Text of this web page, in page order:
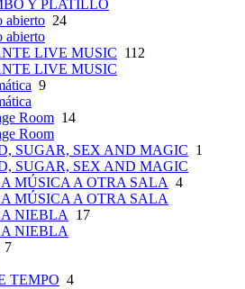
Y PLATILLO
abierto 24
abierto
LIVE MUSIC 112
LIVE MUSIC
9
Room 14
Room
SUGAR, SEX AND MAGIC 1
SUGAR, SEX AND MAGIC
MÚSICA A OTRA SALA 4
MÚSICA A OTRA SALA
NIEBLA 17
NIEBLA
7
TEMPO 4